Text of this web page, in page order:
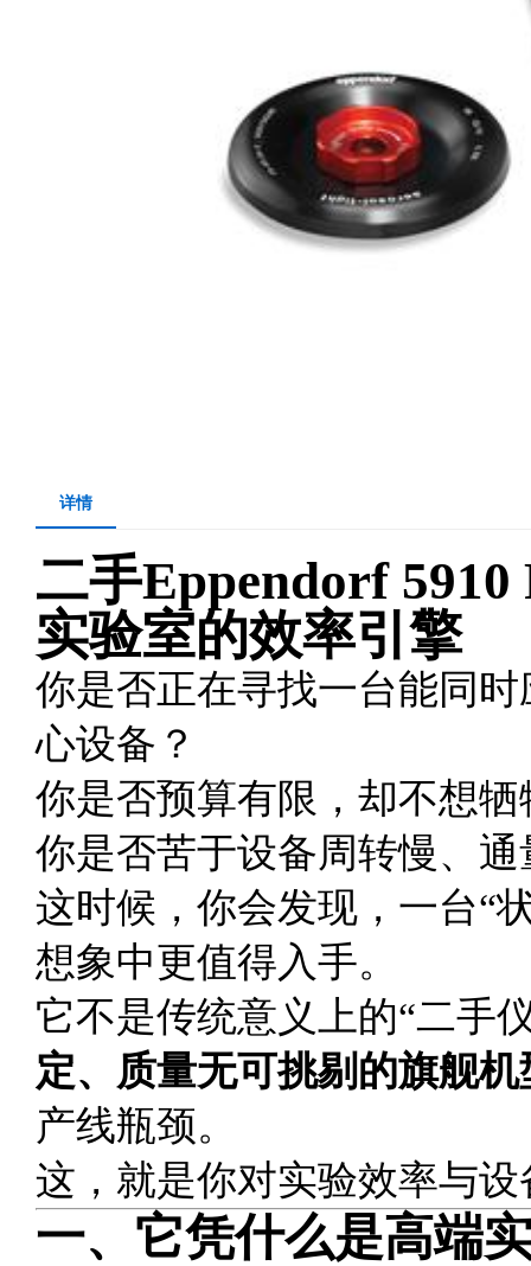
详情
二手Eppendorf
实验室的效率引擎
你是否正在寻找一台能同时
心设备？
你是否预算有限，却不想
你是否苦于设备周转慢、
这时候，你会发现，一台“
想象中更值得入手。
它不是传统意义上的“二手
定、质量无可挑剔的旗舰机
产线瓶颈。
这，就是你对实验效率与
一、它凭什么是高端